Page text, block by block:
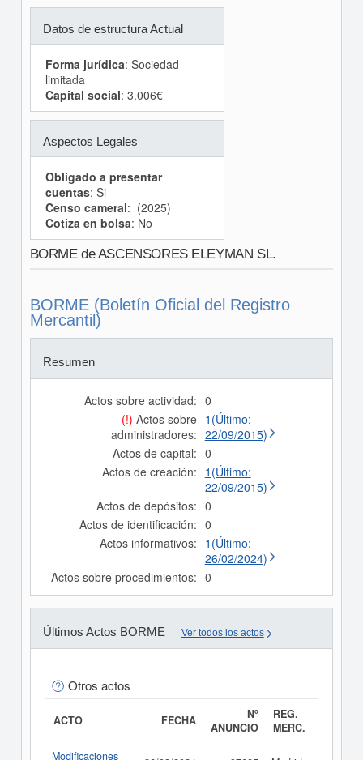
Datos de estructura Actual
Forma jurídica: Sociedad
limitada
Capital social: 3.006€
Aspectos Legales
Obligado a presentar
cuentas: Si
Censo cameral: (2025)
Cotiza en bolsa: No
BORME de ASCENSORES ELEYMAN SL.
BORME (Boletín Oficial del Registro
Mercantil)
Resumen
Actos sobre actividad: 0
(!) Actos sobre
administradores:
1(Último:
22/09/2015)
Actos de capital: 0
Actos de creación: 1(Último:
22/09/2015)
Actos de depósitos: 0
Actos de identificación: 0
Actos informativos: 1(Último:
26/02/2024)
Actos sobre procedimientos: 0
Últimos Actos BORME Ver todos los actos
Otros actos
ACTO FECHA
Nº
ANUNCIO
REG.
MERC.
Modificaciones